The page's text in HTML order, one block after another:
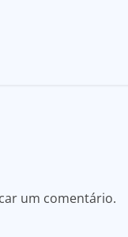
um comentário.